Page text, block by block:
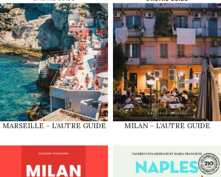
MARSEILLE – L’AUTRE GUIDE MILAN – L’AUTRE GUIDE